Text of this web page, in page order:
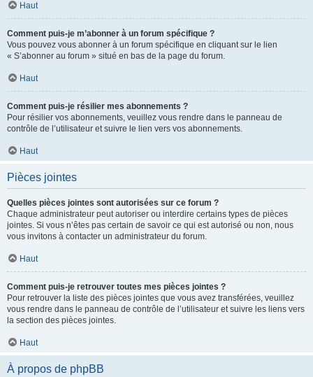
Haut
Comment puis-je m’abonner à un forum spécifique ?
Vous pouvez vous abonner à un forum spécifique en cliquant sur le lien
« S’abonner au forum » situé en bas de la page du forum.
Haut
Comment puis-je résilier mes abonnements ?
Pour résilier vos abonnements, veuillez vous rendre dans le panneau de
contrôle de l’utilisateur et suivre le lien vers vos abonnements.
Haut
Pièces jointes
Quelles pièces jointes sont autorisées sur ce forum ?
Chaque administrateur peut autoriser ou interdire certains types de pièces
jointes. Si vous n’êtes pas certain de savoir ce qui est autorisé ou non, nous
vous invitons à contacter un administrateur du forum.
Haut
Comment puis-je retrouver toutes mes pièces jointes ?
Pour retrouver la liste des pièces jointes que vous avez transférées, veuillez
vous rendre dans le panneau de contrôle de l’utilisateur et suivre les liens vers
la section des pièces jointes.
Haut
À propos de phpBB